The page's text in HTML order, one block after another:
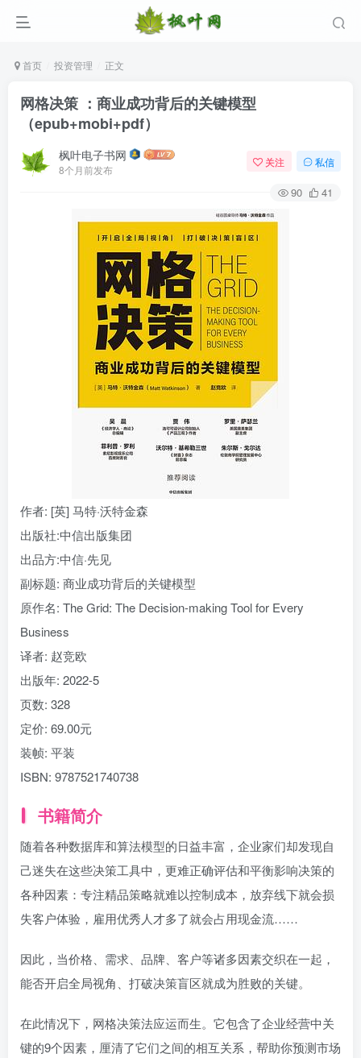
首页 投资管理 正文
网格决策 ：商业成功背后的关键模型
（epub+mobi+pdf）
枫叶电子书网
8个月前发布
关注 私信
90 41
作者: [英] 马特·沃特金森
出版社:中信出版集团
出品方:中信·先见
副标题: 商业成功背后的关键模型
原作名: The Grid: The Decision-making Tool for Every
Business
译者: 赵竞欧
出版年: 2022-5
页数: 328
定价: 69.00元
装帧: 平装
ISBN: 9787521740738
书籍简介
随着各种数据库和算法模型的日益丰富，企业家们却发现自
己迷失在这些决策工具中，更难正确评估和平衡影响决策的
各种因素：专注精品策略就难以控制成本，放弃线下就会损
失客户体验，雇用优秀人才多了就会占用现金流……
因此，当价格、需求、品牌、客户等诸多因素交织在一起，
能否开启全局视角、打破决策盲区就成为胜败的关键。
在此情况下，网格决策法应运而生。它包含了企业经营中关
键的9个因素，厘清了它们之间的相互关系，帮助你预测市场
登录
没有账号？立即注册
用户名/手机号/邮箱
登录密码
记住登录 找回密码|免密登录
登录
社交账号登录